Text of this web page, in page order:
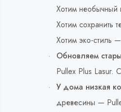
Хотим необычный
Хотим сохранить
Хотим эко-стиль
Обновляем
Pullex Plus Lasur.
У дома низкая
древесины —